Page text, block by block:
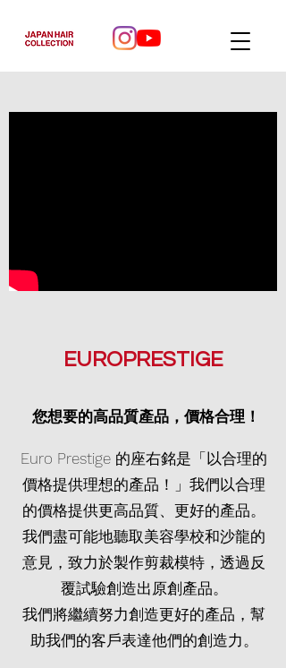
EUROPRESTIGE
您想要的高品質產品，價格合理！
Euro Prestige 的座右銘是「以合理的
價格提供理想的產品！」我們以合理
的價格提供更高品質、更好的產品。
我們盡可能地聽取美容學校和沙龍的
意見，致力於製作剪裁模特，透過反
覆試驗創造出原創產品。
我們將繼續努力創造更好的產品，幫
助我們的客戶表達他們的創造力。